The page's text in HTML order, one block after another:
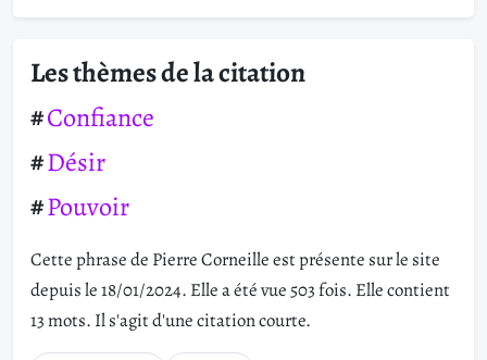
Les thèmes de la citation
Confiance
Désir
Pouvoir
Cette phrase de Pierre Corneille est présente sur le site
depuis le 18/01/2024. Elle a été vue 503 fois. Elle contient
13 mots. Il s'agit d'une citation courte.